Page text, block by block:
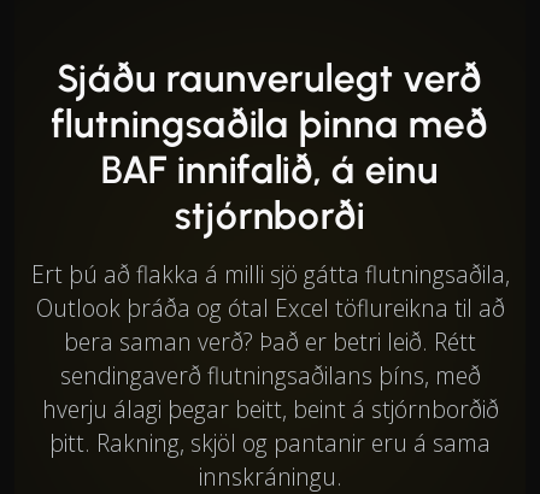
Sjáðu raunverulegt verð
flutningsaðila þinna með
BAF innifalið, á einu
stjórnborði
Ert þú að flakka á milli sjö gátta flutningsaðila,
Outlook þráða og ótal Excel töflureikna til að
bera saman verð? Það er betri leið. Rétt
sendingaverð flutningsaðilans þíns, með
hverju álagi þegar beitt, beint á stjórnborðið
þitt. Rakning, skjöl og pantanir eru á sama
innskráningu.